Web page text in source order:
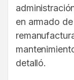
en armado
detalló.